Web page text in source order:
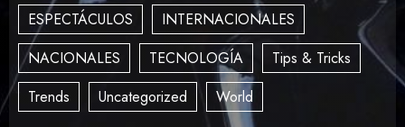
4
How To Write Award
Winning Blog Headlines
MAYO 14, 2024
ESPECTÁCULOS
INTERNACIONALES
NACIONALES
TECNOLOGÍA
Tips & Tricks
Trends
Uncategorized World